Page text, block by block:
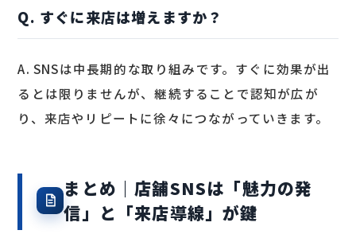
Q. すぐに来店は増えますか？
A. SNSは中長期的な取り組みです。すぐに効果が出
るとは限りませんが、継続することで認知が広が
り、来店やリピートに徐々につながっていきます。
まとめ｜店舗SNSは「魅力の発
信」と「来店導線」が鍵